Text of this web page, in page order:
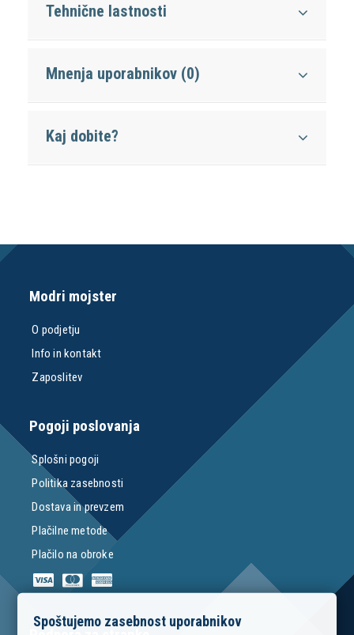
Tehnične lastnosti
Mnenja uporabnikov (0)
Kaj dobite?
Modri mojster
O podjetju
Info in kontakt
Zaposlitev
Pogoji poslovanja
Splošni pogoji
Politika zasebnosti
Dostava in prevzem
Plačilne metode
Plačilo na obroke
Spoštujemo zasebnost uporabnikov